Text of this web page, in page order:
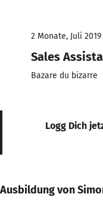
2 Monate, Juli
Sales
Bazare du bizarre
Logg Dich
Ausbildung von